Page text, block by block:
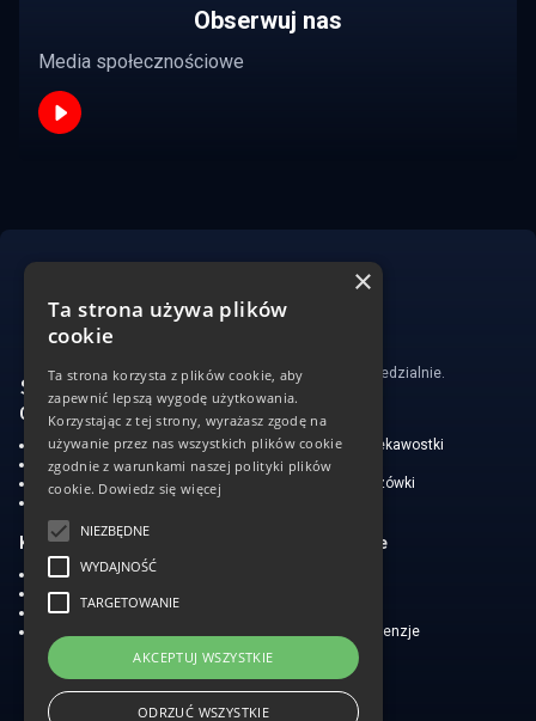
Obserwuj nas
Media społecznościowe
Hazard może uzależniać. Graj odpowiedzialnie.
CasinoSearch
O nas
Odpowiedzialna gra
Polityka prywatności
Wyłączenie odpowiedzialności
Blog o graniu
Nowości i ciekawostki
W co grać
Rady i wskazówki
Kasyna online
Ulubione TOP kasyna
Bonusy kasynowe
Free spiny w kasynach
Gry kasynowe
Jak grać, recenzje
Copyright © 2026
×
Ta strona używa plików
cookie
Ta strona korzysta z plików cookie, aby
zapewnić lepszą wygodę użytkowania.
Korzystając z tej strony, wyrażasz zgodę na
używanie przez nas wszystkich plików cookie
zgodnie z warunkami naszej polityki plików
cookie. Dowiedz się więcej
NIEZBĘDNE
WYDAJNOŚĆ
TARGETOWANIE
AKCEPTUJ WSZYSTKIE
ODRZUĆ WSZYSTKIE